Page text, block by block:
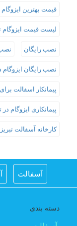
قیمت بهترین ایزوگام
لیست قیمت ایزوگام
نصب رایگان نصب
نصب رایگان ایزوگام
پیمانکار اسفالت
پیمانکاری ایزوگام در
کارخانه آسفالت تبریز
آسفالت
دسته بندی